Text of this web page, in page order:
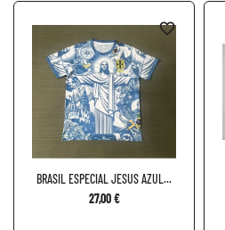
BRASIL ESPECIAL JESUS AZUL...
27,00 €
favorite_border